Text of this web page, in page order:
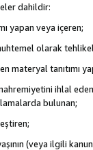
dahildir:
yapan veya içeren;
olarak
materyal tanıtımı
ihlal
bulunan;
(veya ilgili